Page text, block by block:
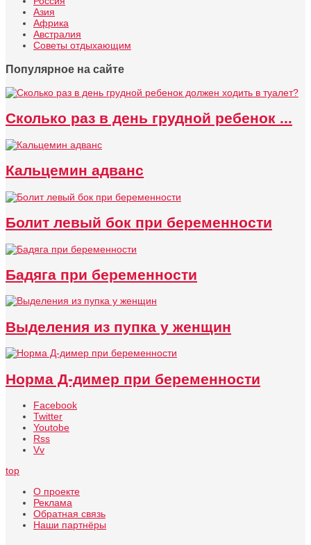
Азия
Африка
Австралия
Советы отдыхающим
Популярное на сайте
Сколько раз в день грудной ребенок ...
Кальцемин адванс
Болит левый бок при беременности
Бадяга при беременности
Выделения из пупка у женщин
Норма Д-димер при беременности
Facebook
Twitter
Youtobe
Rss
Vv
top
О проекте
Реклама
Обратная связь
Наши партнёры